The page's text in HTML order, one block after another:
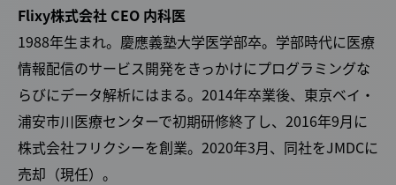
Flixy株式会社 CEO 内科医
1988年生まれ。慶應義塾大学医学部卒。学部時代に医療
情報配信のサービス開発をきっかけにプログラミングな
らびにデータ解析にはまる。2014年卒業後、東京ベイ・
浦安市川医療センターで初期研修終了し、2016年9月に
株式会社フリクシーを創業。2020年3月、同社をJMDCに
売却（現任）。